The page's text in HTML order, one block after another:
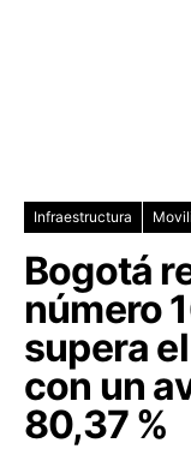
Infraestructura
Bogotá
número
supera
con un
80,37 %